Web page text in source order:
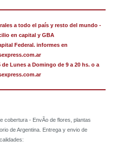
a todo el país y resto del mundo -
en capital y GBA
Federal. informes en
de Lunes a Domingo de 9 a 20 hs. o a
cobertura - EnvÃ­o de flores, plantas
de Argentina. Entrega y envio de